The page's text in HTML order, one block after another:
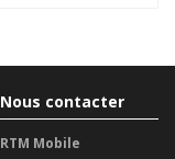
Nous contacter
RTM Mobile